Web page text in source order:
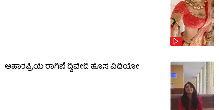
ಆಹಾರಪ್ರಿಯೆ ರಾಗಿಣಿ ದ್ವಿವೇದಿ ಹೊಸ ವಿಡಿಯೋ